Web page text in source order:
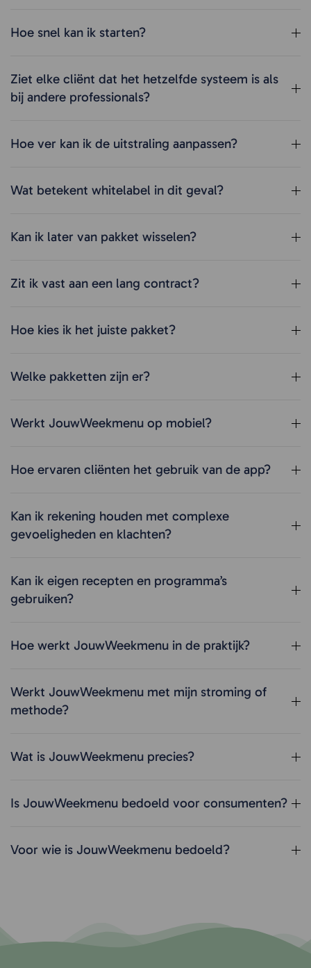
Hoe snel kan ik starten?
Ziet elke cliënt dat het hetzelfde systeem is als
bij andere professionals?
Hoe ver kan ik de uitstraling aanpassen?
Wat betekent whitelabel in dit geval?
Kan ik later van pakket wisselen?
Zit ik vast aan een lang contract?
Hoe kies ik het juiste pakket?
Welke pakketten zijn er?
Werkt JouwWeekmenu op mobiel?
Hoe ervaren cliënten het gebruik van de app?
Kan ik rekening houden met complexe
gevoeligheden en klachten?
Kan ik eigen recepten en programma’s
gebruiken?
Hoe werkt JouwWeekmenu in de praktijk?
Werkt JouwWeekmenu met mijn stroming of
methode?
Wat is JouwWeekmenu precies?
Is JouwWeekmenu bedoeld voor consumenten?
Voor wie is JouwWeekmenu bedoeld?